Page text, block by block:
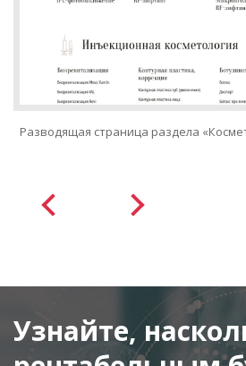
Разводящая страница раздела
Узнайте,